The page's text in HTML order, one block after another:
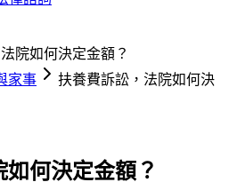
院如何決定金額？
家事
扶養費訴訟，法院如何決
何決定金額？